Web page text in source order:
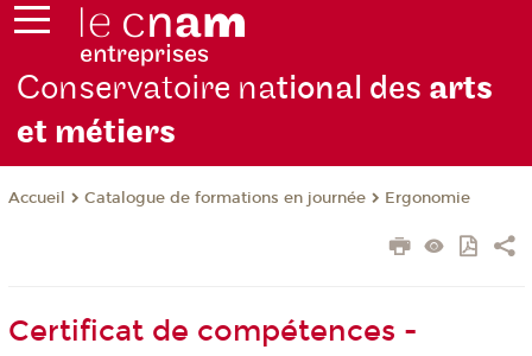
Conservatoire national des arts
et métiers
Accueil Catalogue de formations en journée Ergonomie
Certificat de compétences -